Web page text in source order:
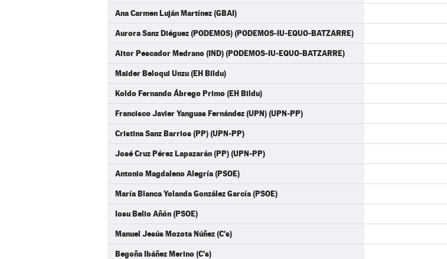
Ana Carmen Luján Martínez (GBAI)
Aurora Sanz Diéguez (PODEMOS) (PODEMOS-IU-EQUO-BATZARRE)
Aitor Pescador Medrano (IND) (PODEMOS-IU-EQUO-BATZARRE)
Maider Beloqui Unzu (EH Bildu)
Koldo Fernando Ábrego Primo (EH Bildu)
Francisco Javier Yanguas Fernández (UPN) (UPN-PP)
Cristina Sanz Barrios (PP) (UPN-PP)
José Cruz Pérez Lapazarán (PP) (UPN-PP)
Antonio Magdaleno Alegría (PSOE)
María Blanca Yolanda González García (PSOE)
Iosu Belio Añón (PSOE)
Manuel Jesús Mozota Núñez (C's)
Begoña Ibáñez Merino (C's)